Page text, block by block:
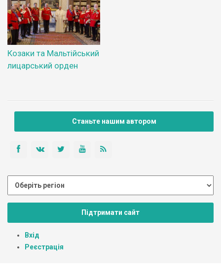
Козаки та Мальтійський
лицарський орден
Станьте нашим автором
Підтримати сайт
Вхід
Реєстрація